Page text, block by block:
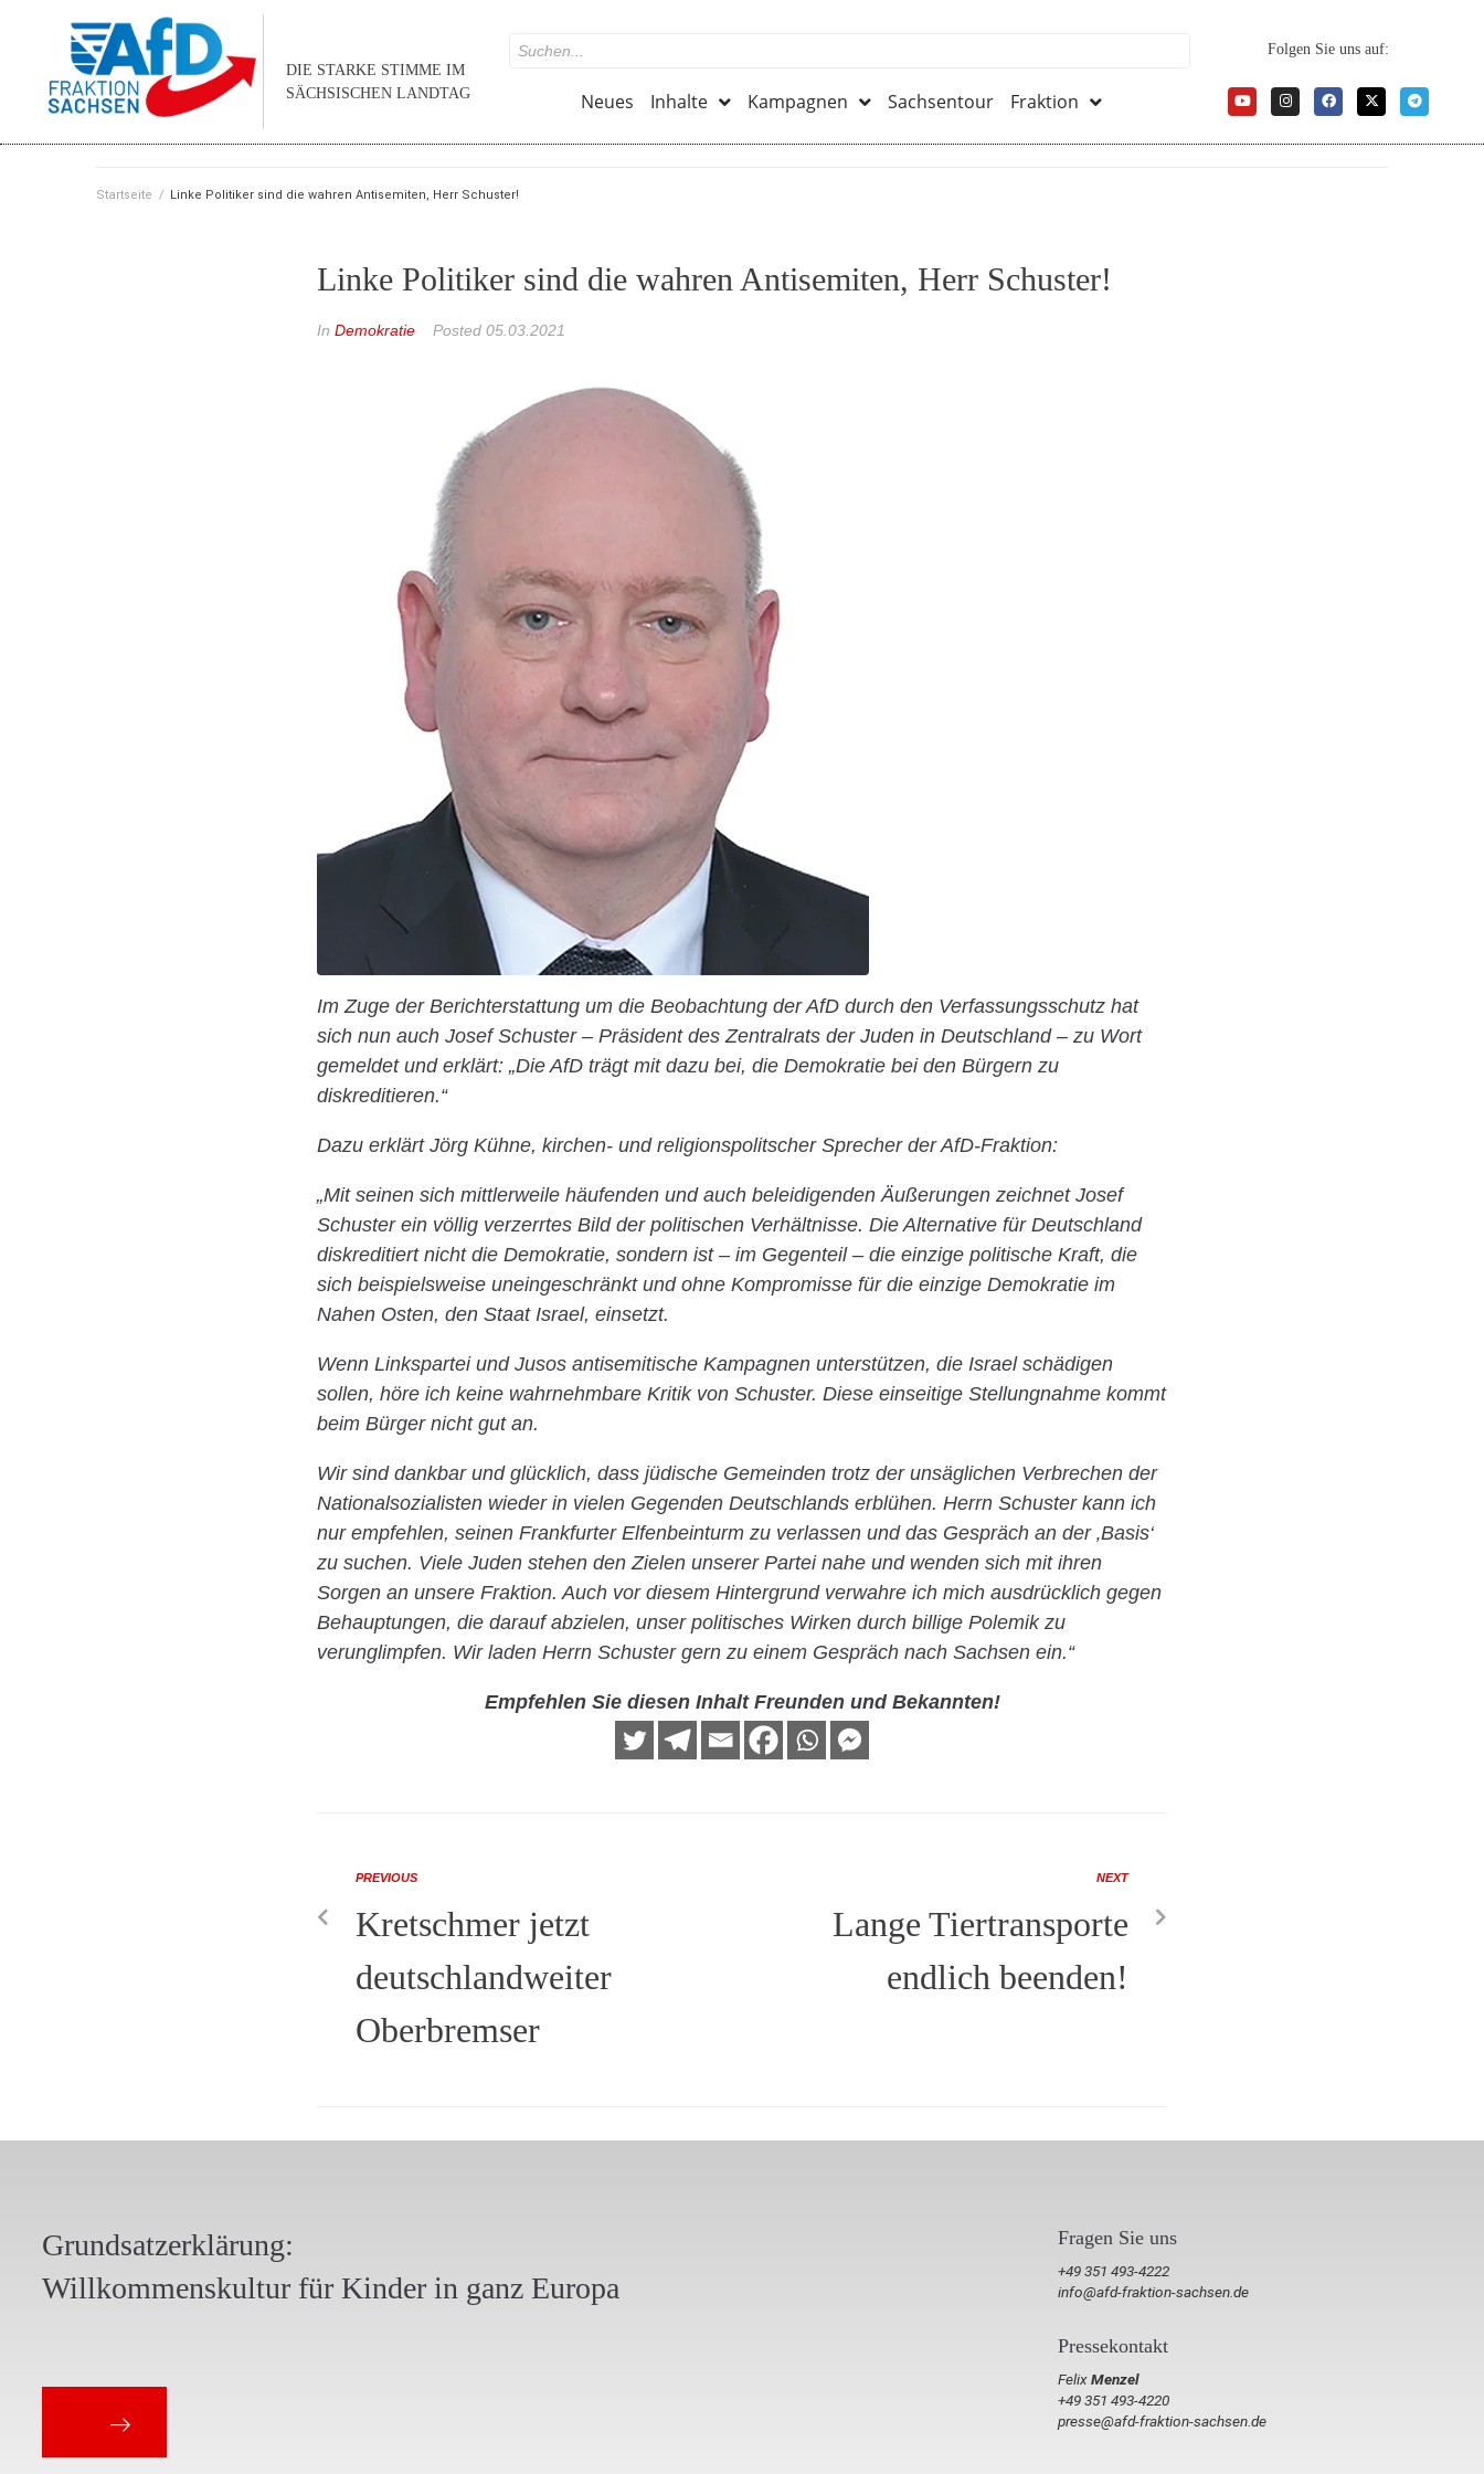
DIE STARKE STIMME IM
SÄCHSISCHEN LANDTAG
Neues Inhalte Kampagnen Sachsentour Fraktion
Folgen Sie uns auf:
Startseite / Linke Politiker sind die wahren Antisemiten, Herr Schuster!
Linke Politiker sind die wahren Antisemiten, Herr Schuster!
In Demokratie Posted 05.03.2021
Im Zuge der Berichterstattung um die Beobachtung der AfD durch den Verfassungsschutz hat
sich nun auch Josef Schuster – Präsident des Zentralrats der Juden in Deutschland – zu Wort
gemeldet und erklärt: „Die AfD trägt mit dazu bei, die Demokratie bei den Bürgern zu
diskreditieren.“
Dazu erklärt Jörg Kühne, kirchen- und religionspolitscher Sprecher der AfD-Fraktion:
„Mit seinen sich mittlerweile häufenden und auch beleidigenden Äußerungen zeichnet Josef
Schuster ein völlig verzerrtes Bild der politischen Verhältnisse. Die Alternative für Deutschland
diskreditiert nicht die Demokratie, sondern ist – im Gegenteil – die einzige politische Kraft, die
sich beispielsweise uneingeschränkt und ohne Kompromisse für die einzige Demokratie im
Nahen Osten, den Staat Israel, einsetzt.
Wenn Linkspartei und Jusos antisemitische Kampagnen unterstützen, die Israel schädigen
sollen, höre ich keine wahrnehmbare Kritik von Schuster. Diese einseitige Stellungnahme kommt
beim Bürger nicht gut an.
Wir sind dankbar und glücklich, dass jüdische Gemeinden trotz der unsäglichen Verbrechen der
Nationalsozialisten wieder in vielen Gegenden Deutschlands erblühen. Herrn Schuster kann ich
nur empfehlen, seinen Frankfurter Elfenbeinturm zu verlassen und das Gespräch an der ‚Basis‘
zu suchen. Viele Juden stehen den Zielen unserer Partei nahe und wenden sich mit ihren
Sorgen an unsere Fraktion. Auch vor diesem Hintergrund verwahre ich mich ausdrücklich gegen
Behauptungen, die darauf abzielen, unser politisches Wirken durch billige Polemik zu
verunglimpfen. Wir laden Herrn Schuster gern zu einem Gespräch nach Sachsen ein.“
Empfehlen Sie diesen Inhalt Freunden und Bekannten!
PREVIOUS
Kretschmer jetzt
deutschlandweiter
Oberbremser
NEXT
Lange Tiertransporte
endlich beenden!
Grundsatzerklärung:
Willkommenskultur für Kinder in ganz Europa
Fragen Sie uns
+49 351 493-4222
info@afd-fraktion-sachsen.de
Pressekontakt
FelixMenzel
+49 351 493-4220
presse@afd-fraktion-sachsen.de